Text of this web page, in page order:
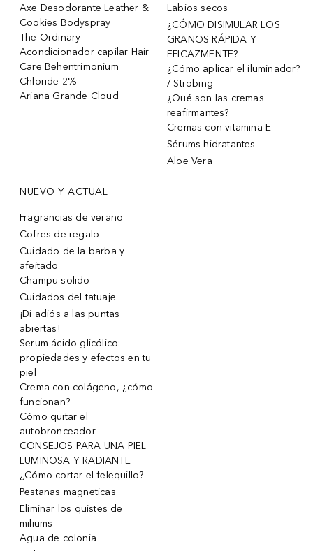
Axe Desodorante Leather &
Cookies Bodyspray
The Ordinary
Acondicionador capilar Hair
Care Behentrimonium
Chloride 2%
Ariana Grande Cloud
Labios secos
¿CÓMO DISIMULAR LOS
GRANOS RÁPIDA Y
EFICAZMENTE?
¿Cómo aplicar el iluminador?
/ Strobing
¿Qué son las cremas
reafirmantes?
Cremas con vitamina E
Sérums hidratantes
Aloe Vera
NUEVO Y ACTUAL
Fragrancias de verano
Cofres de regalo
Cuidado de la barba y
afeitado
Champu solido
Cuidados del tatuaje
¡Di adiós a las puntas
abiertas!
Serum ácido glicólico:
propiedades y efectos en tu
piel
Crema con colágeno, ¿cómo
funcionan?
Cómo quitar el
autobronceador
CONSEJOS PARA UNA PIEL
LUMINOSA Y RADIANTE
¿Cómo cortar el felequillo?
Pestanas magneticas
Eliminar los quistes de
miliums
Agua de colonia